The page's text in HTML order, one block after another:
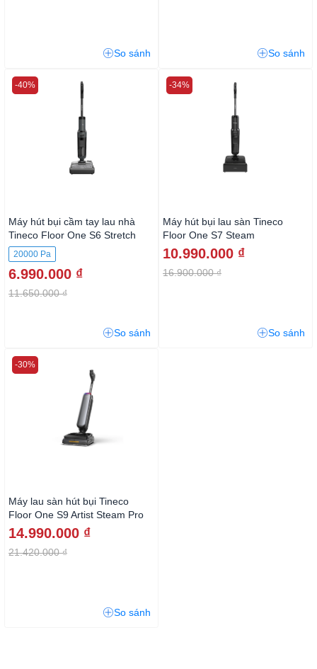
So sánh So sánh
Máy hút bụi cầm tay lau nhà
Tineco Floor One S6 Stretch
Extreme
20000 Pa
6.990.000 ₫
11.650.000 ₫
-40%
So sánh
Máy hút bụi lau sàn Tineco
Floor One S7 Steam
10.990.000 ₫
16.900.000 ₫
-34%
So sánh
Máy lau sàn hút bụi Tineco
Floor One S9 Artist Steam Pro
14.990.000 ₫
21.420.000 ₫
-30%
So sánh